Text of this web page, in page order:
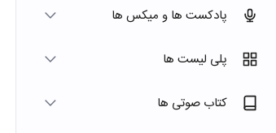
پادکست ها و میکس ها
پلی لیست ها
کتاب صوتی ها